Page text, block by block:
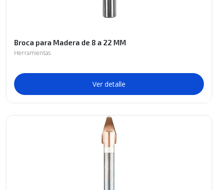
Broca para Madera de 8 a 22 MM
Herramientas
Ver detalle